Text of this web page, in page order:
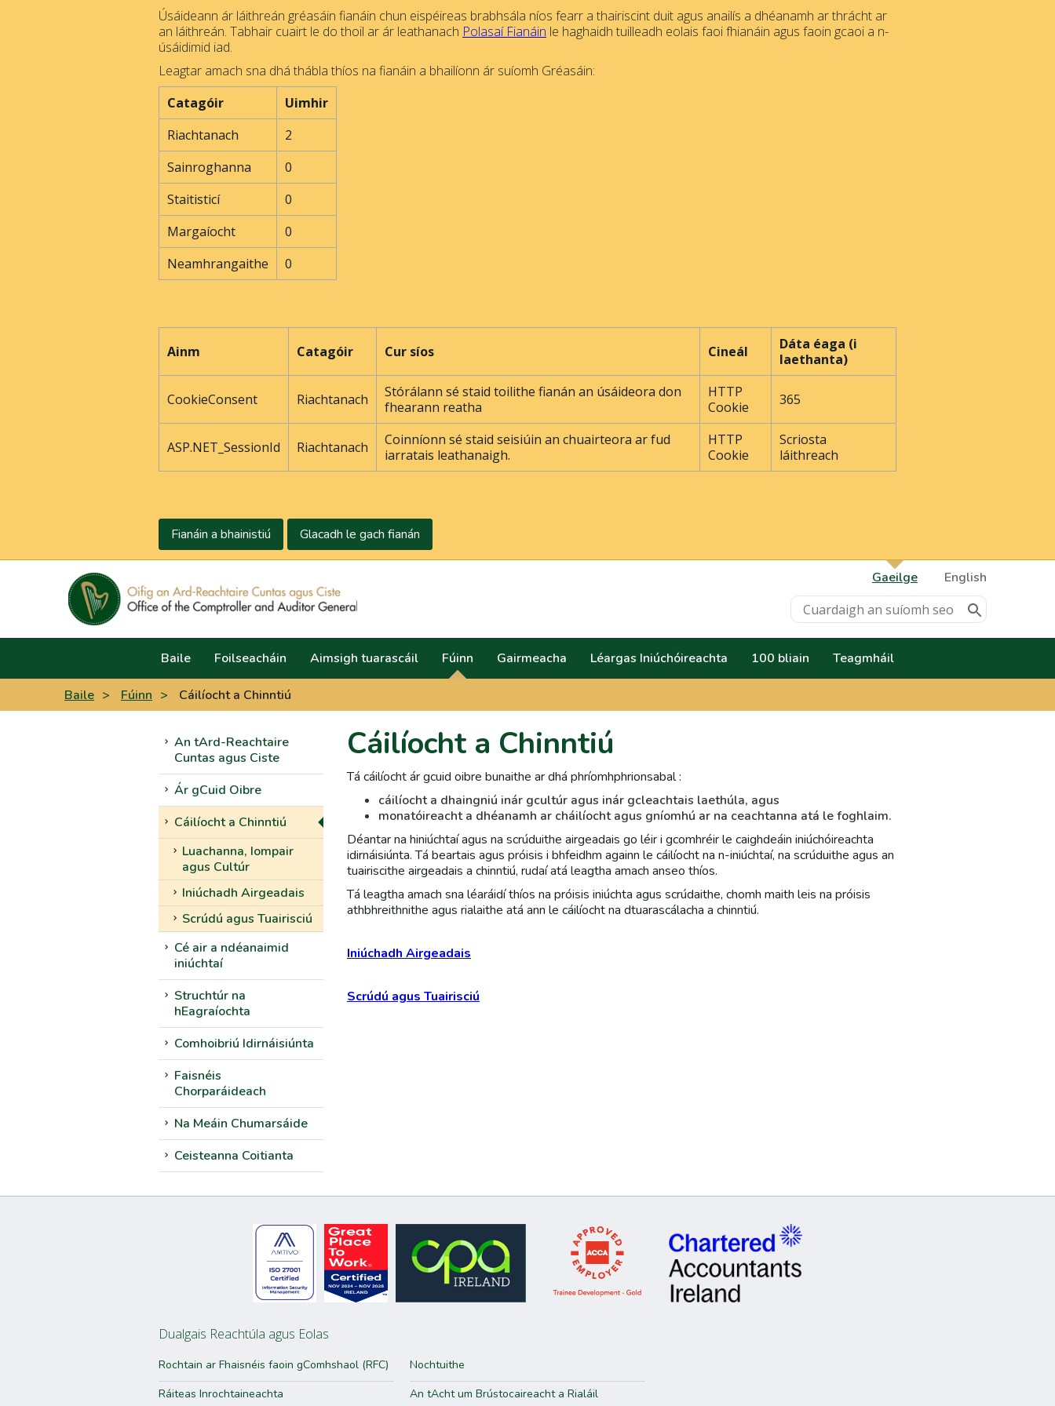
Úsáideann ár láithreán gréasáin fianáin chun eispéireas brabhsála níos fearr a thairiscint duit agus anailís a dhéanamh ar thrácht ar
an láithreán. Tabhair cuairt le do thoil ar ár leathanach Polasaí Fianáin le haghaidh tuilleadh eolais faoi fhianáin agus faoin gcaoi a n-
úsáidimid iad.
Leagtar amach sna dhá thábla thíos na fianáin a bhailíonn ár suíomh Gréasáin:
Catagóir
Uimhir
Riachtanach
2
Sainroghanna
0
Staitisticí
0
Margaíocht
0
Neamhrangaithe
0
Ainm Catagóir Cur síos Cineál
Dáta éaga (i
laethanta)
CookieConsent Riachtanach
Stórálann sé staid toilithe fianán an úsáideora don
fhearann ​​reatha
HTTP
Cookie
365
ASP.NET_SessionId Riachtanach
Coinníonn sé staid seisiúin an chuairteora ar fud
iarratais leathanaigh.
HTTP
Cookie
Scriosta
láithreach
Fianáin a bhainistiú Glacadh le gach fianán
Gaeilge
English
Baile Foilseacháin Aimsigh tuarascáil Fúinn Gairmeacha Léargas Iniúchóireachta 100 bliain Teagmháil
Baile > Fúinn > Cáilíocht a Chinntiú
An tArd-Reachtaire
Cuntas agus Ciste
Ár gCuid Oibre
Cáilíocht a Chinntiú
Luachanna, Iompair
agus Cultúr
Iniúchadh Airgeadais
Scrúdú agus Tuairisciú
Cé air a ndéanaimid
iniúchtaí
Struchtúr na
hEagraíochta
Comhoibriú Idirnáisiúnta
Faisnéis
Chorparáideach
Na Meáin Chumarsáide
Ceisteanna Coitianta
Cáilíocht a Chinntiú
Tá cáilíocht ár gcuid oibre bunaithe ar dhá phríomhphrionsabal :
cáilíocht a dhaingniú inár gcultúr agus inár gcleachtais laethúla, agus
monatóireacht a dhéanamh ar cháilíocht agus gníomhú ar na ceachtanna atá le foghlaim.
Déantar na hiniúchtaí agus na scrúduithe airgeadais go léir i gcomhréir le caighdeáin iniúchóireachta
idirnáisiúnta. Tá beartais agus próisis i bhfeidhm againn le cáilíocht na n-iniúchtaí, na scrúduithe agus an
tuairiscithe airgeadais a chinntiú, rudaí atá leagtha amach anseo thíos.
Tá leagtha amach sna léaráidí thíos na próisis iniúchta agus scrúdaithe, chomh maith leis na próisis
athbhreithnithe agus rialaithe atá ann le cáilíocht na dtuarascálacha a chinntiú.
Iniúchadh Airgeadais
Scrúdú agus Tuairisciú
Dualgais Reachtúla agus Eolas
Rochtain ar Fhaisnéis faoin gComhshaol (RFC)
Ráiteas Inrochtaineachta
Nochtuithe
An tAcht um Brústocaireacht a Rialáil